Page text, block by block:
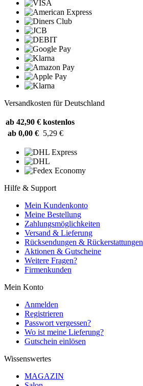
Versandkosten für Deutschland
ab 42,90 € kostenlos
ab 0,00 € 5,29 €
Hilfe & Support
Mein Kundenkonto
Meine Bestellung
Zahlungsmöglichkeiten
Versand & Lieferung
Rücksendungen & Rückerstattungen
Aktionen & Gutscheine
Weitere Fragen?
Firmenkunden
Mein Konto
Anmelden
Registrieren
Passwort vergessen?
Wo ist meine Lieferung?
Gutschein einlösen
Wissenswertes
MAGAZIN